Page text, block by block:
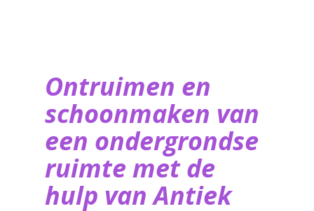
Ontruimen en
schoonmaken van
een ondergrondse
ruimte met de
hulp van ​Antiek